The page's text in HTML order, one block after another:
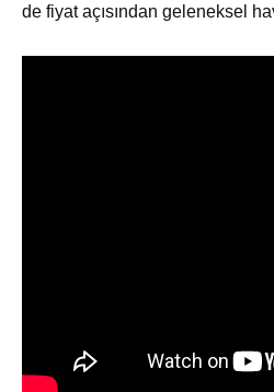
de fiyat açısından geleneksel